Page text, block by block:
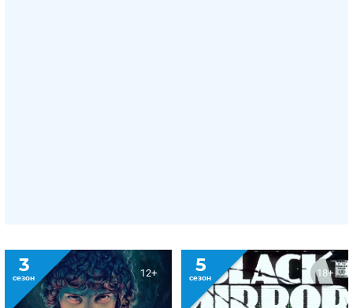
3
сезон 12+ 5
сезон 18+